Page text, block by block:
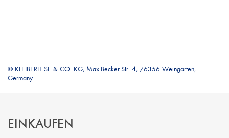
© KLEIBERIT SE & CO. KG, Max-Becker-Str. 4, 76356 Weingarten,
Germany
EINKAUFEN